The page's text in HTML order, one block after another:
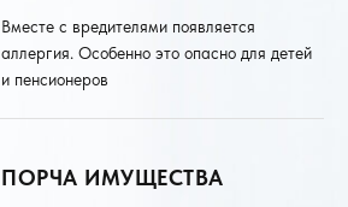
Вместе с вредителями появляется
аллергия. Особенно это опасно для детей
и пенсионеров
ПОРЧА ИМУЩЕСТВА